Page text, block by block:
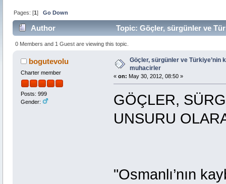
Pages: [1]Go Down
Author Topic: Göçler, sürgünler ve
0 Members and 1 Guest are viewing this topic.
bogutevolu
Charter member
Posts: 999
Gender:
Göçler, sürgünler ve Türkiye’nin
muhacirler
« on: May 30, 2012, 08:50 »
GÖÇLER,
UNSURU
"Osmanlı’nın